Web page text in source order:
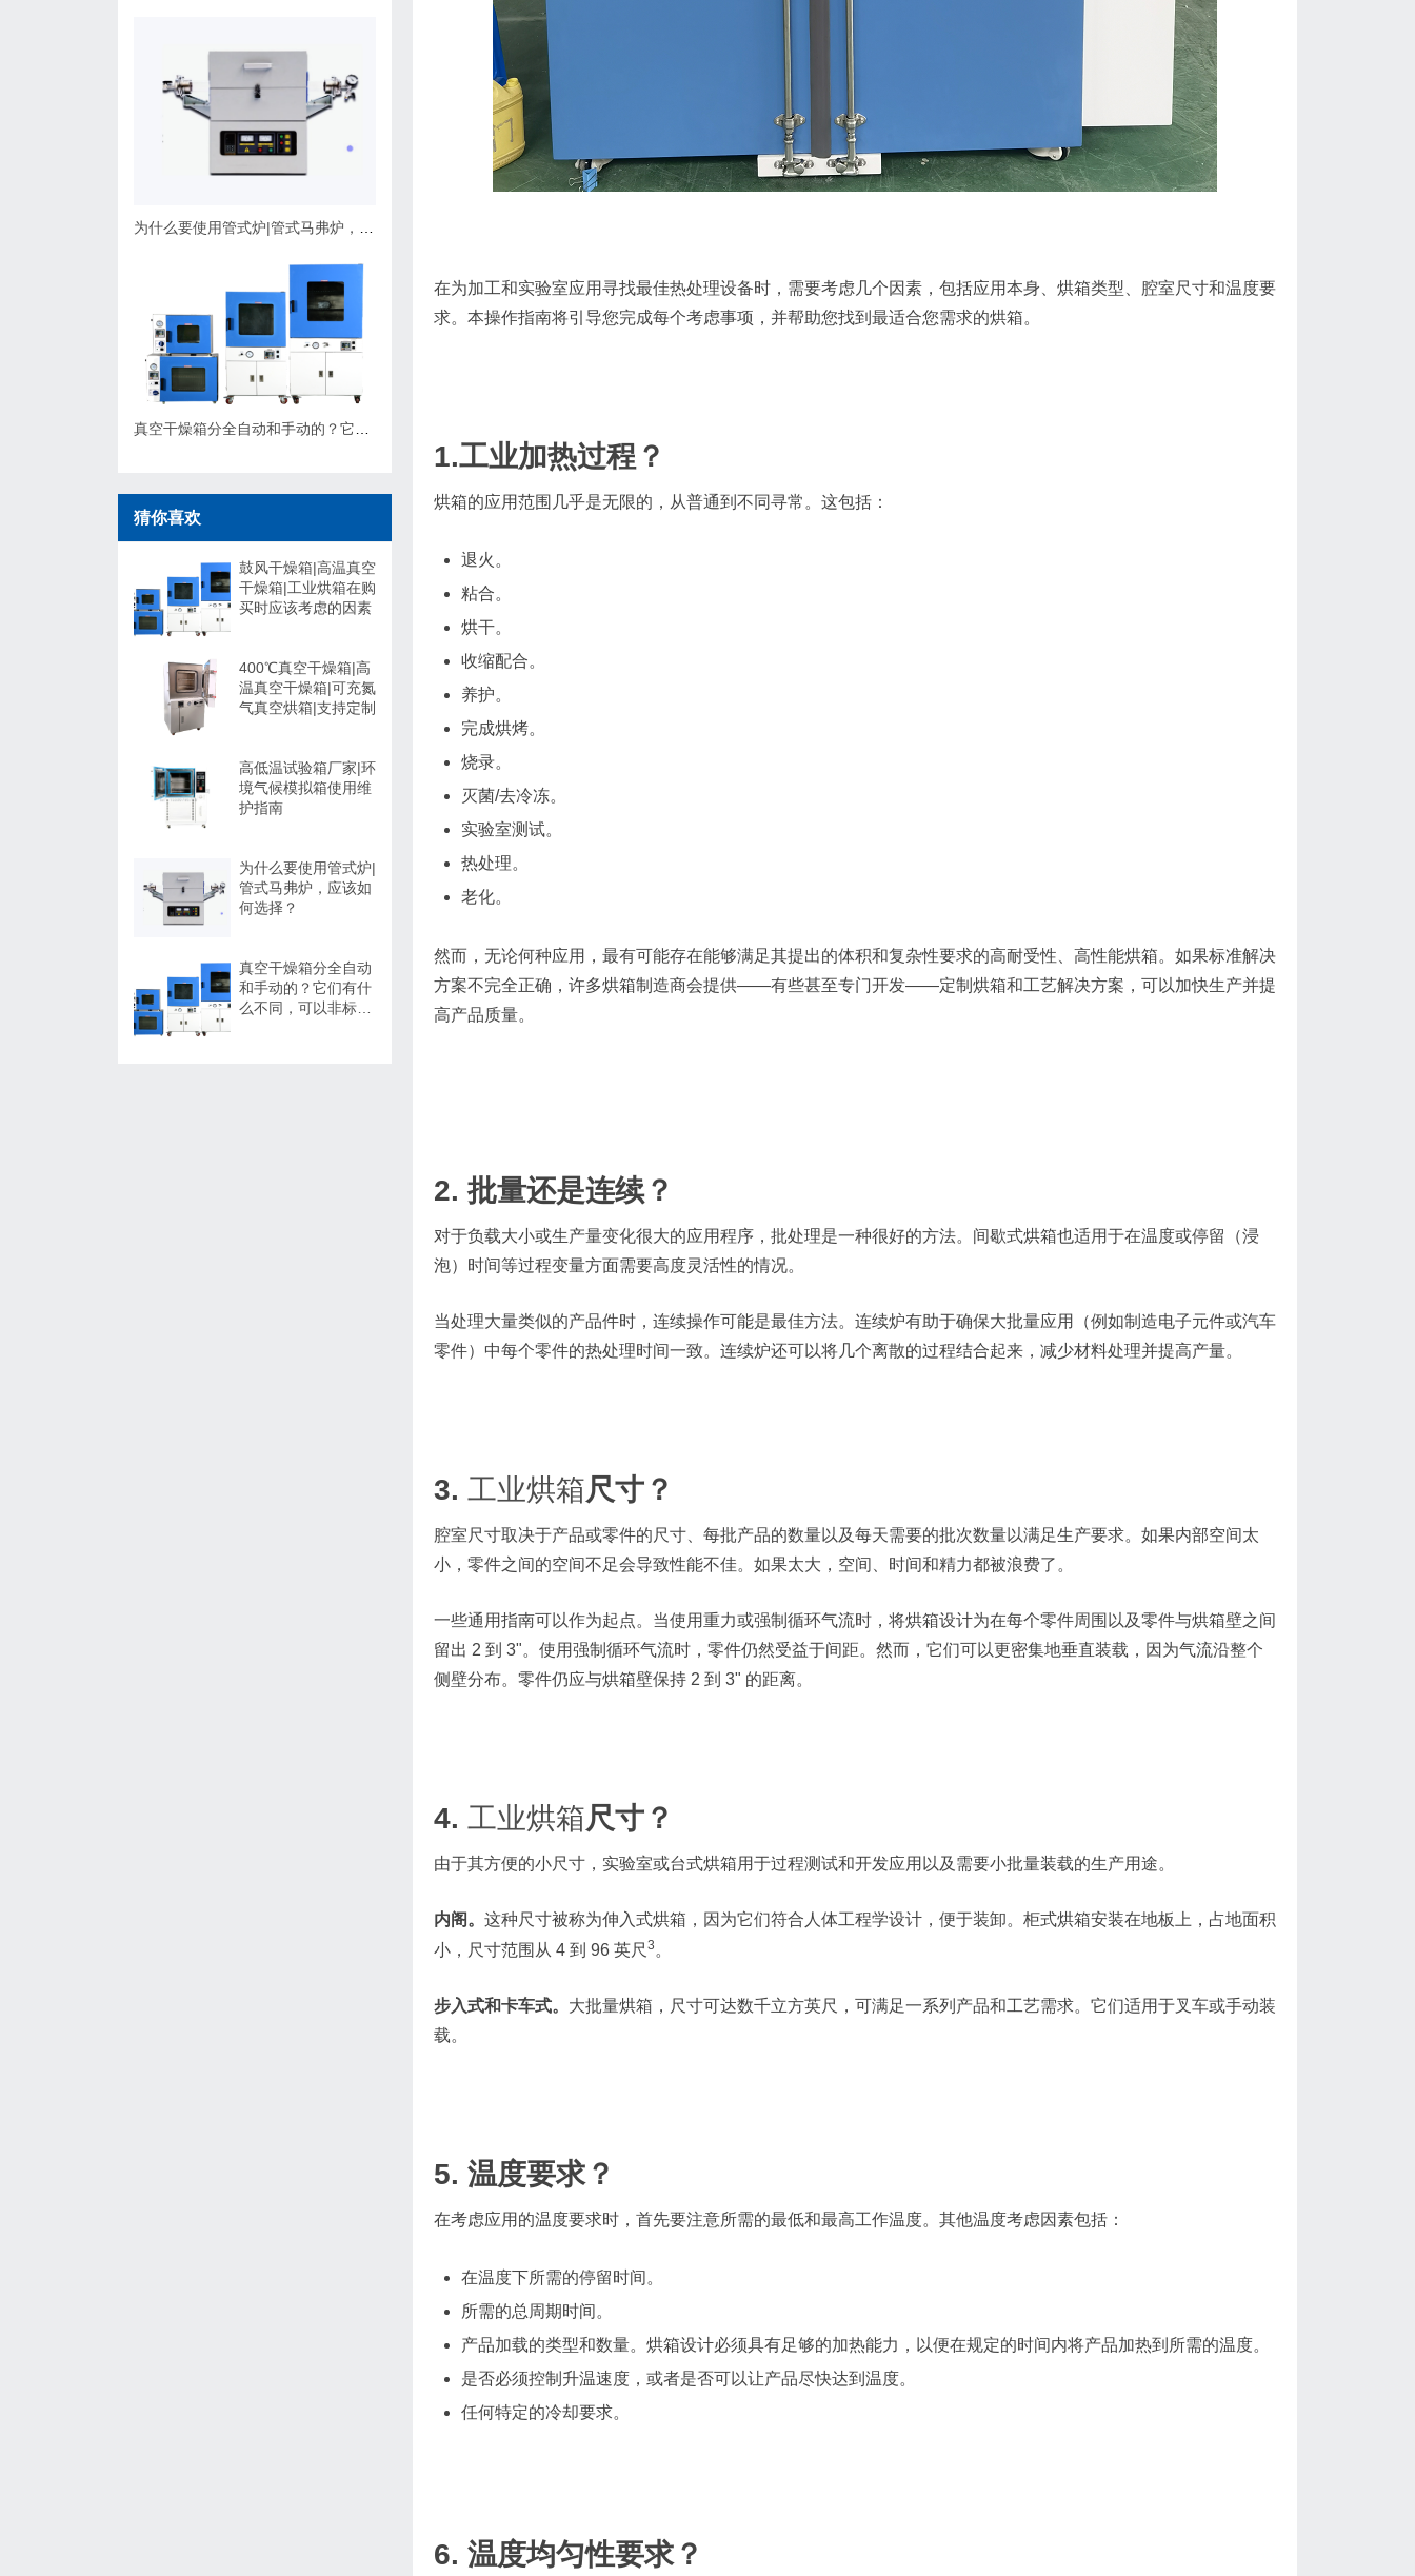
在为加工和实验室应用寻找最佳热处理设备时，需要考虑几个因素，包括应用本身、烘箱类型、腔室尺寸和温度要
求。本操作指南将引导您完成每个考虑事项，并帮助您找到最适合您需求的烘箱。
1.工业加热过程？
烘箱的应用范围几乎是无限的，从普通到不同寻常。这包括：
退火。
粘合。
烘干。
收缩配合。
养护。
完成烘烤。
烧录。
灭菌/去冷冻。
实验室测试。
热处理。
老化。
然而，无论何种应用，最有可能存在能够满足其提出的体积和复杂性要求的高耐受性、高性能烘箱。如果标准解决
方案不完全正确，许多烘箱制造商会提供——有些甚至专门开发——定制烘箱和工艺解决方案，可以加快生产并提
高产品质量。
2. 批量还是连续？
对于负载大小或生产量变化很大的应用程序，批处理是一种很好的方法。间歇式烘箱也适用于在温度或停留（浸
泡）时间等过程变量方面需要高度灵活性的情况。
当处理大量类似的产品件时，连续操作可能是最佳方法。连续炉有助于确保大批量应用（例如制造电子元件或汽车
零件）中每个零件的热处理时间一致。连续炉还可以将几个离散的过程结合起来，减少材料处理并提高产量。
3. 工业烘箱尺寸？
腔室尺寸取决于产品或零件的尺寸、每批产品的数量以及每天需要的批次数量以满足生产要求。如果内部空间太
小，零件之间的空间不足会导致性能不佳。如果太大，空间、时间和精力都被浪费了。
一些通用指南可以作为起点。当使用重力或强制循环气流时，将烘箱设计为在每个零件周围以及零件与烘箱壁之间
留出 2 到 3"。使用强制循环气流时，零件仍然受益于间距。然而，它们可以更密集地垂直装载，因为气流沿整个
侧壁分布。零件仍应与烘箱壁保持 2 到 3" 的距离。
4. 工业烘箱尺寸？
由于其方便的小尺寸，实验室或台式烘箱用于过程测试和开发应用以及需要小批量装载的生产用途。
内阁。 这种尺寸被称为伸入式烘箱，因为它们符合人体工程学设计，便于装卸。柜式烘箱安装在地板上，占地面积
小，尺寸范围从 4 到 96 英尺 3 。
步入式和卡车式。 大批量烘箱，尺寸可达数千立方英尺，可满足一系列产品和工艺需求。它们适用于叉车或手动装
载。
5. 温度要求？
在考虑应用的温度要求时，首先要注意所需的最低和最高工作温度。其他温度考虑因素包括：
在温度下所需的停留时间。
所需的总周期时间。
产品加载的类型和数量。烘箱设计必须具有足够的加热能力，以便在规定的时间内将产品加热到所需的温度。
是否必须控制升温速度，或者是否可以让产品尽快达到温度。
任何特定的冷却要求。
6. 温度均匀性要求？
猜你喜欢
鼓风干燥箱|高温真空
干燥箱|工业烘箱在购
买时应该考虑的因素
400℃真空干燥箱|高
温真空干燥箱|可充氮
气真空烘箱|支持定制
高低温试验箱厂家|环
境气候模拟箱使用维
护指南
为什么要使用管式炉|
管式马弗炉，应该如
何选择？
真空干燥箱分全自动
和手动的？它们有什
么不同，可以非标定